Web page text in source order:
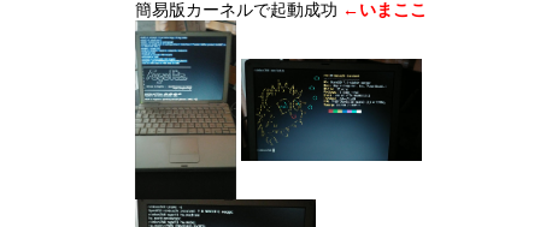
簡易版カーネルで起動成功 ←いまここ